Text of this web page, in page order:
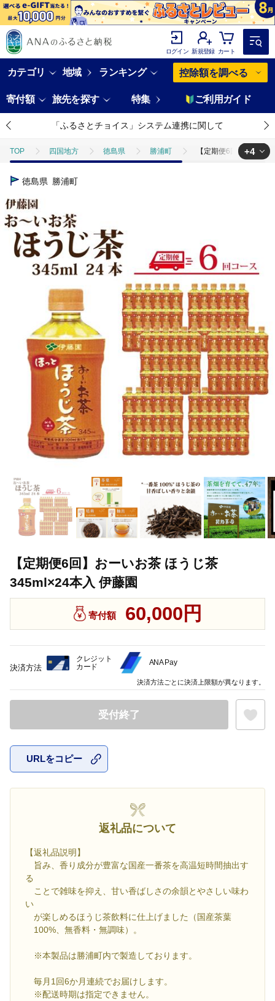
ログイン 新規登録 カート
カテゴリ 地域 ランキング 控除額を調べる
寄付額 旅先を探す 特集 ご利用ガイド
「ふるさとチョイス」システム連携に関して
TOP 四国地方 徳島県 勝浦町 【定期便6回】おーい
TOP
TOP
TOP 飲料（酒以外）
TOP 飲料（酒以外） お茶
+4
徳島県 勝浦町
【定期便6回】おーいお茶 ほうじ茶
345ml×24本入 伊藤園
寄付額 60,000円
受付終了
URLをコピー
返礼品について
【返礼品説明】
旨み、香り成分が豊富な国産一番茶を高温短時間抽出す
る
ことで雑味を抑え、甘い香ばしさの余韻とやさしい味わ
い
が楽しめるほうじ茶飲料に仕上げました（国産茶葉
100%、無香料・無調味）。
※本製品は勝浦町内で製造しております。
毎月1回6か月連続でお届けします。
※配送時期は指定できません。
決済方法
クレジット
カード
ANA Pay
決済方法ごとに決済上限額が異なります。